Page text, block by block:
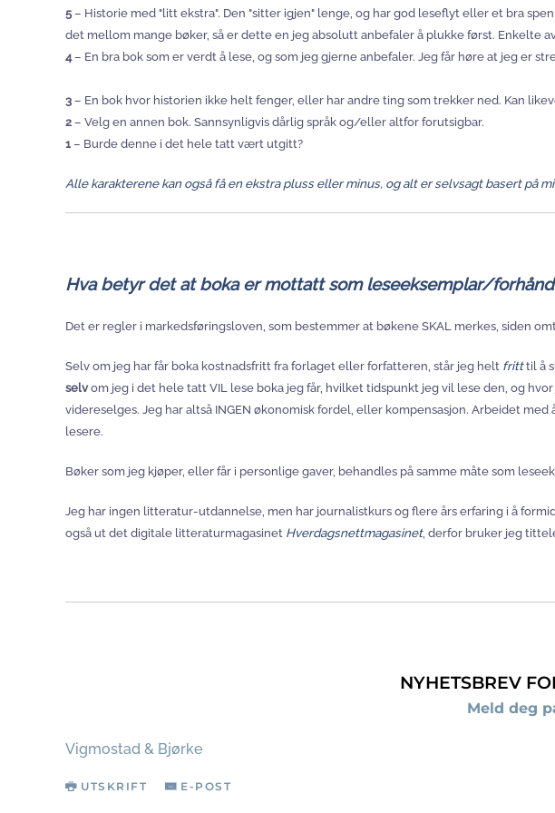
5– Historie med "litt ekstra". Den "sitter igjen" lenge, og har god leseflyt eller et bra
det mellom mange bøker, så er dette en jeg absolutt anbefaler å plukke først. Enkelte
4– En bra bok som er verdt å lese, og som jeg gjerne anbefaler. Jeg får høre at jeg er
3– En bok hvor historien ikke helt fenger, eller har andre ting som trekker ned. Kan
2– Velg en annen bok. Sannsynligvis dårlig språk og/eller altfor forutsigbar.
1– Burde denne i det hele tatt vært utgitt?
Alle karakterene kan også få en ekstra pluss eller minus, og alt er selvsagt basert på
Hva betyr det at boka er mottatt som leseeksemplar/
Det er regler i markedsføringsloven, som bestemmer at bøkene SKAL merkes, siden
Selv om jeg har får boka kostnadsfritt fra forlaget eller forfatteren, står jeg helt fritttil å
selvom jeg i det hele tatt VIL lese boka jeg får, hvilket tidspunkt jeg vil lese den, og
videreselges. Jeg har altså INGEN økonomisk fordel, eller kompensasjon. Arbeidet
lesere.
Bøker som jeg kjøper, eller får i personlige gaver, behandles på samme måte som
Jeg har ingen litteratur-utdannelse, men har journalistkurs og flere års erfaring i å
også ut det digitale litteraturmagasinet Hverdagsnettmagasinet, derfor bruker jeg
NYHETSBREV
Meld deg
Vigmostad & Bjørke
UTSKRIFT E-POST